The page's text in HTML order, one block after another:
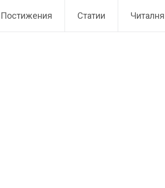
Постижения Статии Читалня